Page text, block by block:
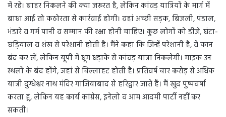
में रहें। बाहर निकलने की क्या जरूरत है, लेकिन कांवड़ यात्रियों के मार्ग में
बाधा आई तो कठोरता से कार्रवाई होगी। वहां अच्छी सड़क, बिजली, पंडाल,
भंडारे व गर्म पानी व सम्मान की रक्षा होनी चाहिए। कुछ लोगों को डीजे, घंटा-
घड़ियाल व शंख से परेशानी होती है। मैंने कहा कि जिन्हें परेशानी है, वे कान
बंद कर लें, लेकिन यूपी में धूम धड़ाके से कांवड़ यात्रा निकलेगी। माइक उन
स्थलों के बंद होंगे, जहां से चिल्लाहट होती है। प्रतिवर्ष चार करोड़ से अधिक
यात्री दुग्धेश्वर नाथ मंदिर गाजियाबाद से हरिद्वार जाते हैं। मैं खुद पुष्पवर्षा
करता हूं, लेकिन यह कार्य कांग्रेस, इनेलो व आम आदमी पार्टी नहीं कर
सकती।